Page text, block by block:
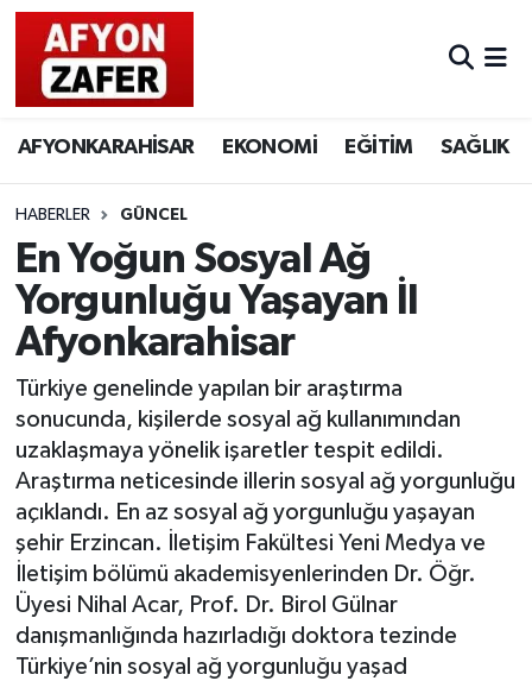
AFYONKARAHİSAR EKONOMİ EĞİTİM SAĞLIK
HABERLER GÜNCEL
En Yoğun Sosyal Ağ
Yorgunluğu Yaşayan İl
Afyonkarahisar
Türkiye genelinde yapılan bir araştırma
sonucunda, kişilerde sosyal ağ kullanımından
uzaklaşmaya yönelik işaretler tespit edildi.
Araştırma neticesinde illerin sosyal ağ yorgunluğu
açıklandı. En az sosyal ağ yorgunluğu yaşayan
şehir Erzincan. İletişim Fakültesi Yeni Medya ve
İletişim bölümü akademisyenlerinden Dr. Öğr.
Üyesi Nihal Acar, Prof. Dr. Birol Gülnar
danışmanlığında hazırladığı doktora tezinde
Türkiye’nin sosyal ağ yorgunluğu yaşad